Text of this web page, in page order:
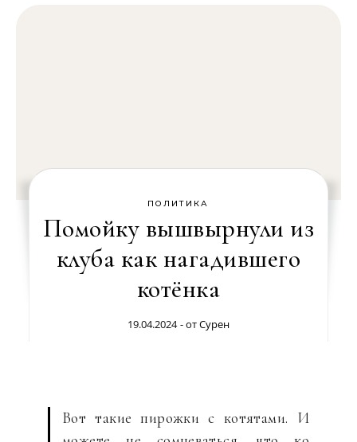
ПОЛИТИКА
Помойку вышвырнули из
клуба как нагадившего
котёнка
19.04.2024 - отСурен
Вот такие пирожки с котятами. И